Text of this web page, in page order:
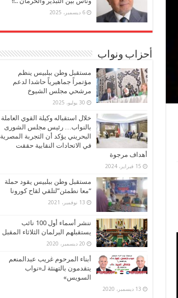
6 ديسمبر، 2025
أحزاب ونواب
مستقبل وطن ببلبيس ينظم
مؤتمراً جماهيرياً حاشدا لدعم
مرشحي مجلس الشيوخ
30 يوليو، 2025
خلال استقباله وكيلة القوي العاملة
بالنواب… رئيس مجلس الشورى
البحريني يؤكد أن التجربة المصرية
في الاتحادات النقابية حققت
أهداف مرجوة
15 فبراير، 2024
مستقبل وطن ببلبيس يقود حملة
“معا نطمئن”لتلقي لقاح كورونا
13 نوفمبر، 2021
ننشر أسماء أول 100 نائب
يستقبلهم البرلمان الثلاثاء المقبل
20 ديسمبر، 2020
أبناء المرحوم غريب عبدالمنعم
يتقدمون بالتهنئة لـ«نواب
السويس»
13 ديسمبر، 2020